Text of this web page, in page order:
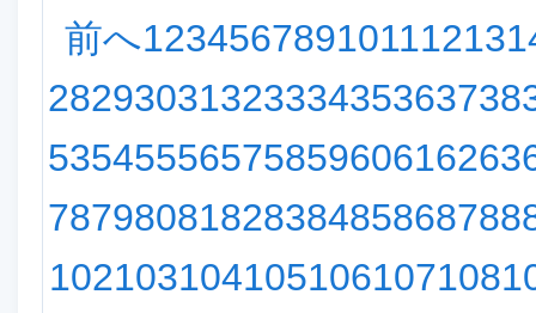
前へ12345678910111213
2829303132333435363738
5354555657585960616263
7879808182838485868788
102103104105106107108